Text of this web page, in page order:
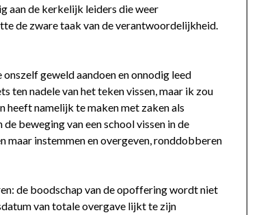
aan de kerkelijk leiders die weer
de zware taak van de verantwoordelijkheid.
geweld aandoen en onnodig leed
ten nadele van het teken vissen, maar ik zou
heeft namelijk te maken met zaken als
beweging van een school vissen in de
maar instemmen en overgeven, ronddobberen
de boodschap van de opoffering wordt niet
van totale overgave lijkt te zijn